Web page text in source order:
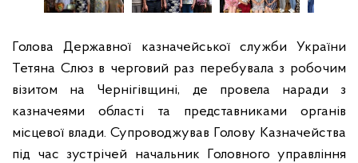
Голова Державної казначейської служби України
Тетяна Слюз в черговий раз перебувала з робочим
візитом на Чернігівщині, де провела наради з
казначеями області та представниками органів
місцевої влади. Супроводжував Голову Казначейства
під час зустрічей начальник Головного управління